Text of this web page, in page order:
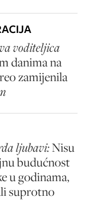
voditeljica
danima na
zamijenila
ljubavi:Nisu
budućnost
u godinama,
suprotno